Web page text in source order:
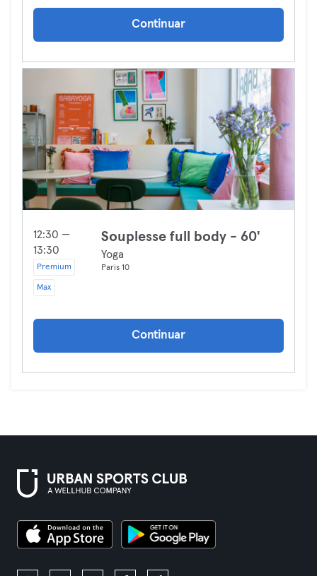
Continuar
12:30 —
13:30
Premium
Max
Souplesse full body - 60'
Yoga
Paris 10
Continuar